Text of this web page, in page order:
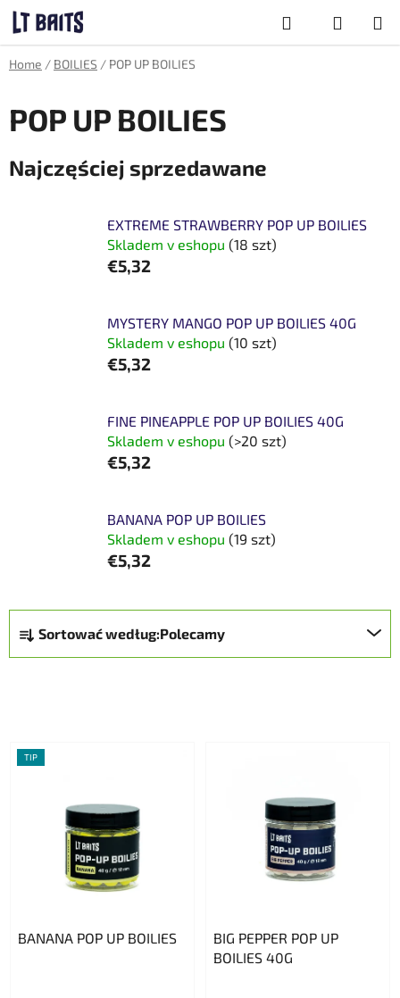
Przejść
treści
Home / BOILIES / POP UP BOILIES
POP UP BOILIES
Najczęściej sprzedawane
EXTREME STRAWBERRY POP UP BOILIES
Skladem v eshopu (18 szt)
€5,32
MYSTERY MANGO POP UP BOILIES 40G
Skladem v eshopu (10 szt)
€5,32
FINE PINEAPPLE POP UP BOILIES 40G
Skladem v eshopu (>20 szt)
€5,32
BANANA POP UP BOILIES
Skladem v eshopu (19 szt)
€5,32
S
o
r
u
Sortować według:Polecamy
d
u
TIP
BANANA POP UP BOILIES
BIG PEPPER POP UP
BOILIES 40G